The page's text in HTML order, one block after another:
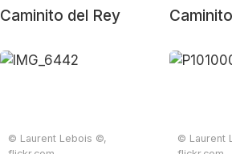
Caminito del Rey
© Laurent Lebois ©,
© Laurent